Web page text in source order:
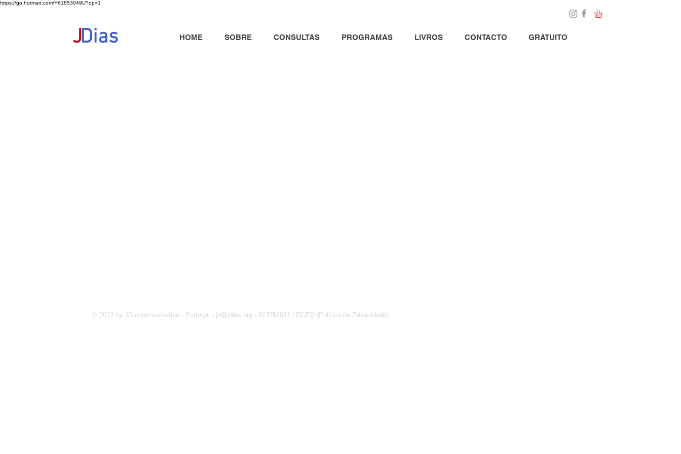
https://go.hotmart.com/Y61853049U?dp=1
JDias HOME SOBRE CONSULTAS PROGRAMAS LIVROS CONTACTO GRATUITO
© 2013 by JD communication - Portugal - jd@jdias.org - 913254041 | RGPD (Política de Privacidade)